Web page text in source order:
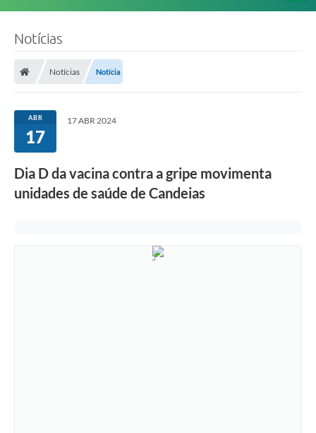
TRANSPARÊNCIA
Contato
Notícias
Iluminação Pública
Notícias
Notícias Notícia
ABR
17
17 ABR 2024
Dia D da vacina contra a gripe movimenta
unidades de saúde de Candeias